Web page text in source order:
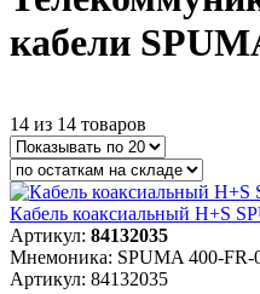
кабели
14 из 14 товаров
Кабель коаксиальный H+S
Артикул: 84132035
Мнемоника: SPUMA 400-FR-
Артикул: 84132035